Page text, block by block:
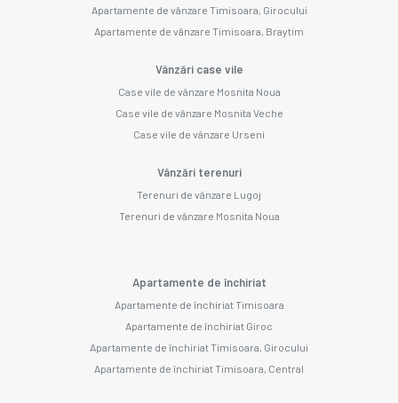
Apartamente de vânzare Timisoara, Girocului
Apartamente de vânzare Timisoara, Braytim
Vânzări case vile
Case vile de vânzare Mosnita Noua
Case vile de vânzare Mosnita Veche
Case vile de vânzare Urseni
Vânzări terenuri
Terenuri de vânzare Lugoj
Terenuri de vânzare Mosnita Noua
Apartamente de închiriat
Apartamente de închiriat Timisoara
Apartamente de închiriat Giroc
Apartamente de închiriat Timisoara, Girocului
Apartamente de închiriat Timisoara, Central